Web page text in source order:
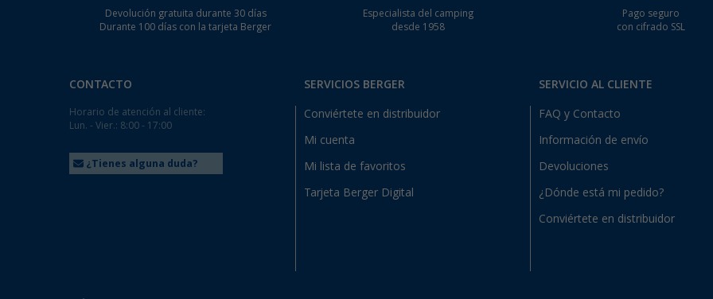
Devolución gratuita durante 30 días
Durante 100 días con la tarjeta Berger
Especialista del camping
desde 1958
Pago seguro
con cifrado SSL
CONTACTO
Horario de atención al cliente:
Lun. - Vier.: 8:00 - 17:00
¿Tienes alguna duda?
SERVICIOS BERGER
Conviértete en distribuidor
Mi cuenta
Mi lista de favoritos
Tarjeta Berger Digital
SERVICIO AL CLIENTE
FAQ y Contacto
Información de envío
Devoluciones
¿Dónde está mi pedido?
Conviértete en distribuidor